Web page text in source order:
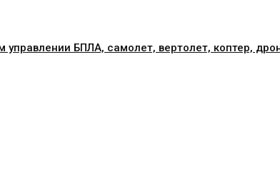
БПЛА, самолет, вертолет, коптер,